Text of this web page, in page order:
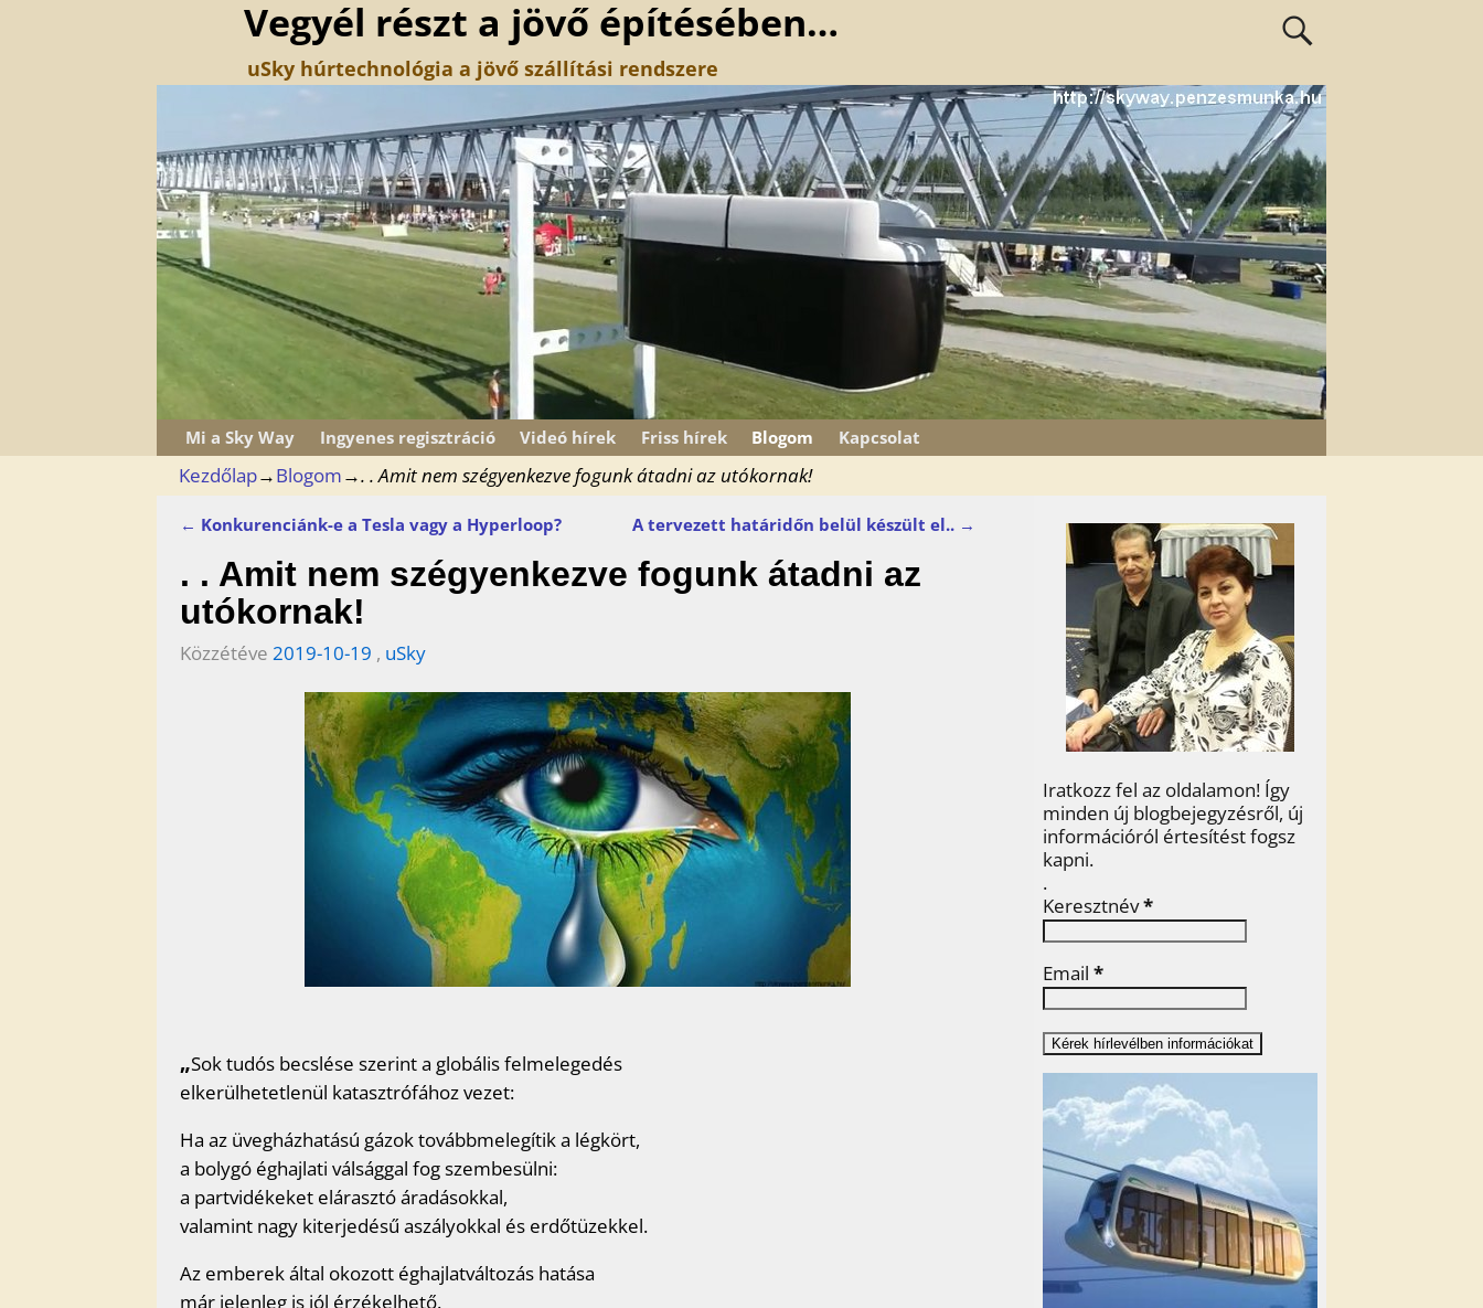
Vegyél részt a jövő építésében…
uSky húrtechnológia a jövő szállítási rendszere
Mi a Sky Way Ingyenes regisztráció Videó hírek Friss hírek Blogom Kapcsolat
Kezdőlap→Blogom→. . Amit nem szégyenkezve fogunk átadni az utókornak!
← Konkurenciánk-e a Tesla vagy a Hyperloop? A tervezett határidőn belül készült el.. →
. . Amit nem szégyenkezve fogunk átadni az
utókornak!
Közzétéve2019-10-19 , uSky
„Sok tudós becslése szerint a globális felmelegedés
elkerülhetetlenül katasztrófához vezet:
Ha az üvegházhatású gázok továbbmelegítik a légkört,
a bolygó éghajlati válsággal fog szembesülni:
a partvidékeket elárasztó áradásokkal,
valamint nagy kiterjedésű aszályokkal és erdőtüzekkel.
Az emberek által okozott éghajlatváltozás hatása
már jelenleg is jól érzékelhető.
Iratkozz fel az oldalamon! Így
minden új blogbejegyzésről, új
információról értesítést fogsz
kapni.
.
Keresztnév*
Email *